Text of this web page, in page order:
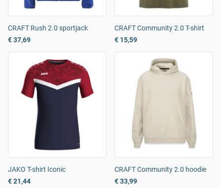
CRAFT Rush 2.0 sportjack
€ 37,69
CRAFT Community 2.0 T-shirt
€ 15,59
JAKO T-shirt Iconic
€ 21,44
CRAFT Community 2.0 hoodie
€ 33,99